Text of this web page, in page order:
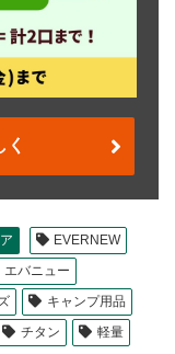
EVERNEW
エバニュー
キャンプ用品
チタン
軽量